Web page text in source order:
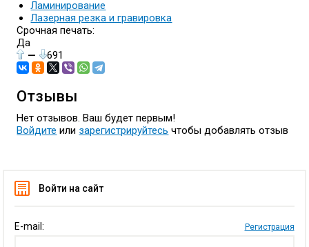
Ламинирование
Лазерная резка и гравировка
Срочная печать:
Да
—
691
Отзывы
Нет отзывов. Ваш будет первым!
Войдите или зарегистрируйтесь чтобы добавлять отзыв
Войти на сайт
E-mail: Регистрация